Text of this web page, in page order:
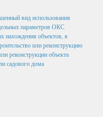
вид использования
параметров ОКС
нахождения объектов, в
или реконструкцию
реконструкции объекта
садового дома